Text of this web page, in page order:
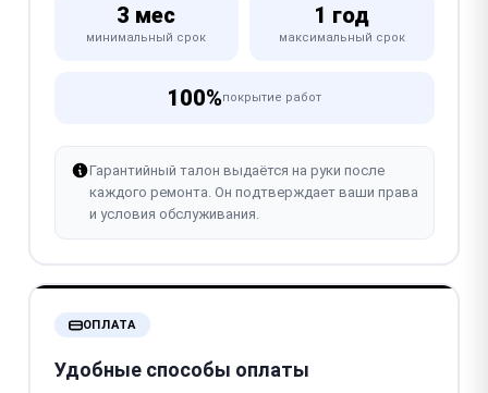
3 мес
минимальный срок
1 год
максимальный срок
100%покрытие работ
Гарантийный талон выдаётся на руки после
каждого ремонта. Он подтверждает ваши права
и условия обслуживания.
ОПЛАТА
Удобные способы оплаты